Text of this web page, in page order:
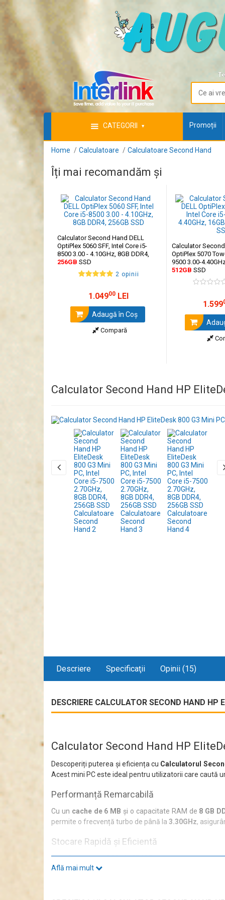
CATEGORII Promoții
Home Calculatoare Calculatoare Second Hand
Îți mai recomandăm și
Calculator Second Hand DELL
OptiPlex 5060 SFF, Intel Core i5-
8500 3.00 - 4.10GHz, 8GB DDR4,
256GB SSD
2 opinii
1.04900 LEI
Adaugă în Coş
Compară
Calculator
OptiPlex 5070
9500 3.00-
512GB SSD
1.599
Calculator Second Hand HP
Descriere Specificaţii Opinii (15)
DESCRIERE CALCULATOR SECOND HAND
Calculator Second Hand HP
Descoperiți puterea și eficiența cu Calculatorul
Acest mini PC este ideal pentru utilizatorii care caută
Performanță Remarcabilă
Cu un cache de 6 MB și o capacitate RAM de 8 GB
permite o frecvență turbo de până la 3.30GHz,
Stocare Rapidă și Eficientă
Beneficiați de unSSD de 256GBcare nu doar că
urile tradiționale.
Află mai mult